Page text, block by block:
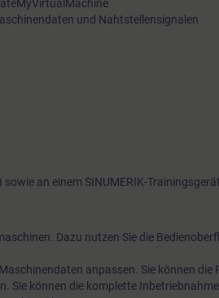
und Nahtstellensignalen
an einem SINUMERIK-Trainingsgerät
Dazu nutzen Sie die
anpassen. Sie können die
Sie können die komplette